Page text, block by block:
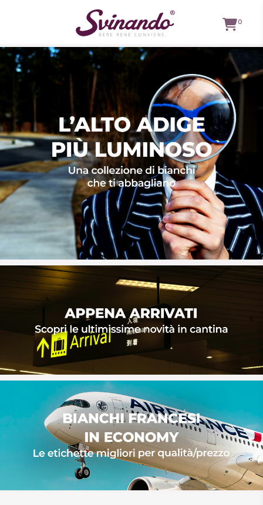
0
TUTTI I
VINI
VINI
BIANCHI
VINI
ROSATI
BOLLICINE
CAVEAU
SPIRITS
BIRRE
DISPENSA
TUTTO A
Card
Preferiti